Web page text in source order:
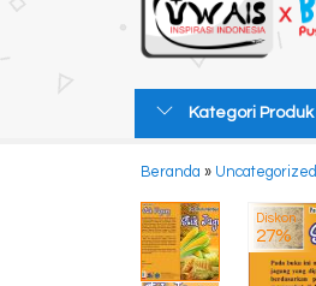
Kategori Produk
Beranda » Uncategorized
Diskon
27%